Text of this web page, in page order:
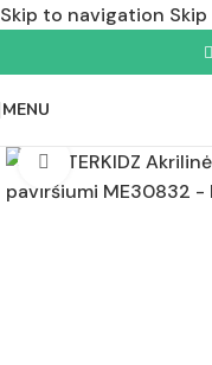
Skip to navigation
MENU
Padidinti